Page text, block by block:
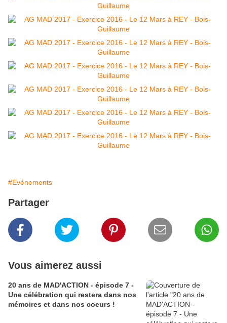
#Evénements
Partager
Vous aimerez aussi
20 ans de MAD'ACTION - épisode 7 -
Une célébration qui restera dans nos
mémoires et dans nos coeurs !